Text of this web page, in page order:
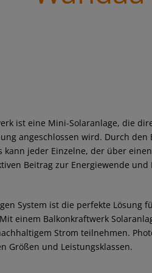
ist eine Mini-Solaranlage, die
angeschlossen wird. Durch den
kann jeder Einzelne, der über
Beitrag zur Energiewende
System ist die perfekte Lösung
einem Balkonkraftwerk
Strom teilnehmen.
Größen und Leistungsklassen.